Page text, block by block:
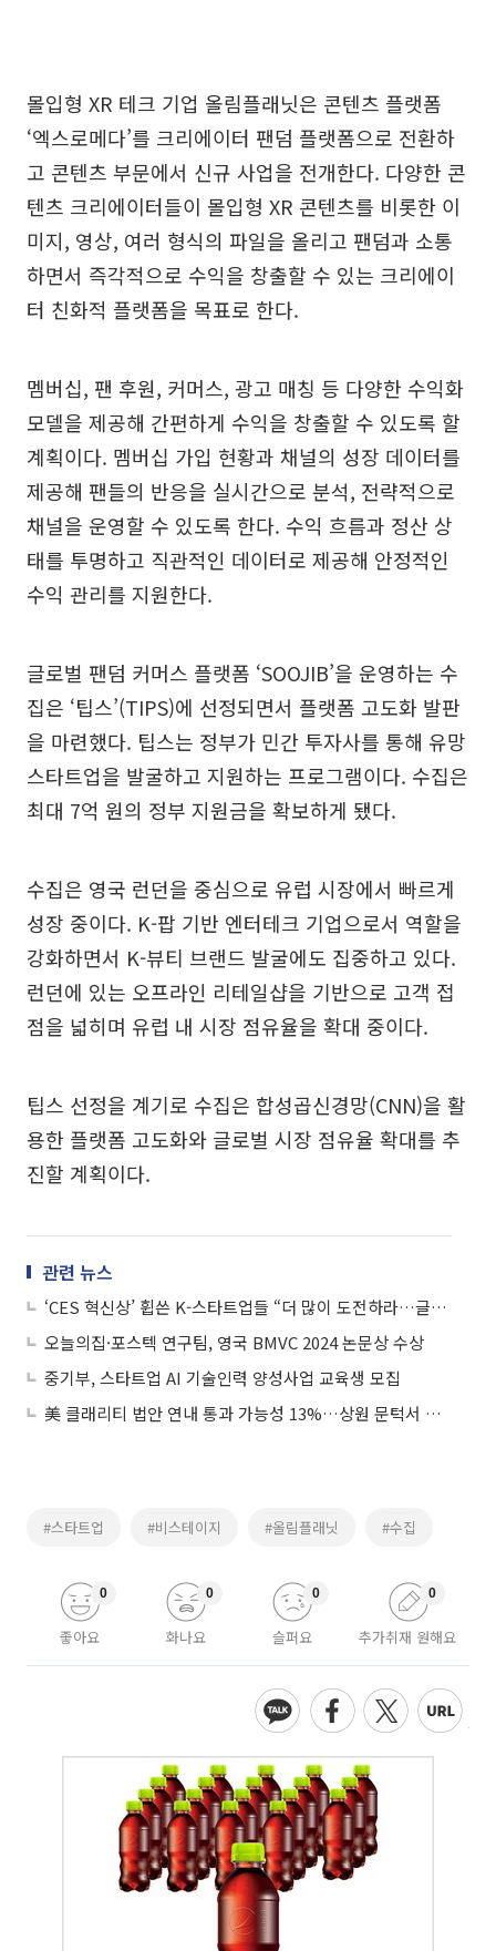
몰입형 XR 테크 기업 올림플래닛은 콘텐츠 플랫폼
‘엑스로메다’를 크리에이터 팬덤 플랫폼으로 전환하
고 콘텐츠 부문에서 신규 사업을 전개한다. 다양한 콘
텐츠 크리에이터들이 몰입형 XR 콘텐츠를 비롯한 이
미지, 영상, 여러 형식의 파일을 올리고 팬덤과 소통
하면서 즉각적으로 수익을 창출할 수 있는 크리에이
터 친화적 플랫폼을 목표로 한다.
멤버십, 팬 후원, 커머스, 광고 매칭 등 다양한 수익화
모델을 제공해 간편하게 수익을 창출할 수 있도록 할
계획이다. 멤버십 가입 현황과 채널의 성장 데이터를
제공해 팬들의 반응을 실시간으로 분석, 전략적으로
채널을 운영할 수 있도록 한다. 수익 흐름과 정산 상
태를 투명하고 직관적인 데이터로 제공해 안정적인
수익 관리를 지원한다.
글로벌 팬덤 커머스 플랫폼 ‘SOOJIB’을 운영하는 수
집은 ‘팁스’(TIPS)에 선정되면서 플랫폼 고도화 발판
을 마련했다. 팁스는 정부가 민간 투자사를 통해 유망
스타트업을 발굴하고 지원하는 프로그램이다. 수집은
최대 7억 원의 정부 지원금을 확보하게 됐다.
수집은 영국 런던을 중심으로 유럽 시장에서 빠르게
성장 중이다. K-팝 기반 엔터테크 기업으로서 역할을
강화하면서 K-뷰티 브랜드 발굴에도 집중하고 있다.
런던에 있는 오프라인 리테일샵을 기반으로 고객 접
점을 넓히며 유럽 내 시장 점유율을 확대 중이다.
팁스 선정을 계기로 수집은 합성곱신경망(CNN)을 활
용한 플랫폼 고도화와 글로벌 시장 점유율 확대를 추
진할 계획이다.
관련 뉴스
‘CES 혁신상’ 휩쓴 K-스타트업들 “더 많이 도전하라…글로벌 진출 큰 도움”
오늘의집·포스텍 연구팀, 영국 BMVC 2024 논문상 수상
중기부, 스타트업 AI 기술인력 양성사업 교육생 모집
美 클래리티 법안 연내 통과 가능성 13%…상원 문턱서 제동
#스타트업 #비스테이지 #올림플래닛 #수집
좋아요
0
화나요
0
슬퍼요
0
추가취재 원해요
0